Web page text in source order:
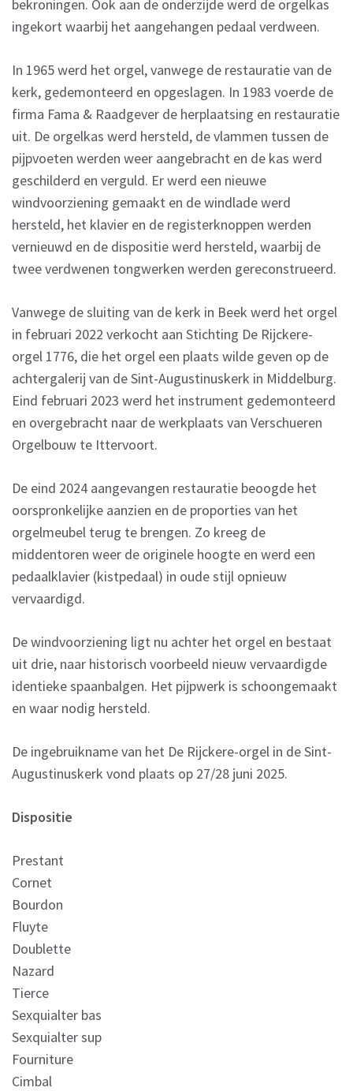
bekroningen. Ook aan de onderzijde werd de orgelkas
ingekort waarbij het aangehangen pedaal verdween.
In 1965 werd het orgel, vanwege de restauratie van de
kerk, gedemonteerd en opgeslagen. In 1983 voerde de
firma Fama & Raadgever de herplaatsing en restauratie
uit. De orgelkas werd hersteld, de vlammen tussen de
pijpvoeten werden weer aangebracht en de kas werd
geschilderd en verguld. Er werd een nieuwe
windvoorziening gemaakt en de windlade werd
hersteld, het klavier en de registerknoppen werden
vernieuwd en de dispositie werd hersteld, waarbij de
twee verdwenen tongwerken werden gereconstrueerd.
Vanwege de sluiting van de kerk in Beek werd het orgel
in februari 2022 verkocht aan Stichting De Rijckere-
orgel 1776, die het orgel een plaats wilde geven op de
achtergalerij van de Sint-Augustinuskerk in Middelburg.
Eind februari 2023 werd het instrument gedemonteerd
en overgebracht naar de werkplaats van Verschueren
Orgelbouw te Ittervoort.
De eind 2024 aangevangen restauratie beoogde het
oorspronkelijke aanzien en de proporties van het
orgelmeubel terug te brengen. Zo kreeg de
middentoren weer de originele hoogte en werd een
pedaalklavier (kistpedaal) in oude stijl opnieuw
vervaardigd.
De windvoorziening ligt nu achter het orgel en bestaat
uit drie, naar historisch voorbeeld nieuw vervaardigde
identieke spaanbalgen. Het pijpwerk is schoongemaakt
en waar nodig hersteld.
De ingebruikname van het De Rijckere-orgel in de Sint-
Augustinuskerk vond plaats op 27/28 juni 2025.
Dispositie
Prestant
Cornet
Bourdon
Fluyte
Doublette
Nazard
Tierce
Sexquialter bas
Sexquialter sup
Fourniture
Cimbal